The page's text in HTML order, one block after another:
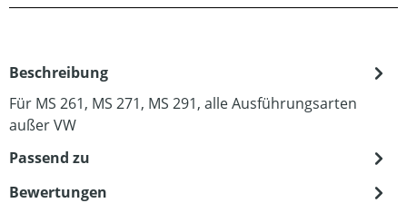
Beschreibung
Für MS 261, MS 271, MS 291, alle Ausführungsarten
außer VW
Passend zu
Bewertungen